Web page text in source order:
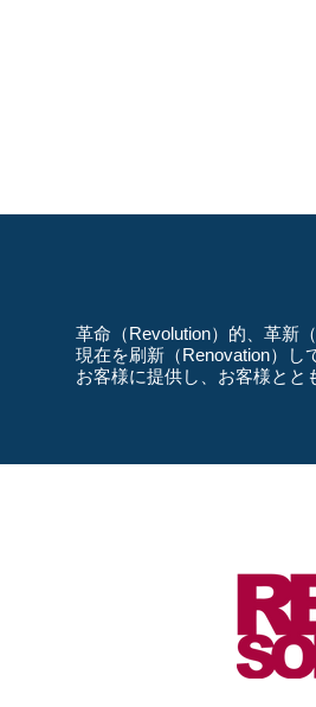
革命（Revolution）的、革新
現在を刷新（Renovation）し
お客様に提供し、お客様とと